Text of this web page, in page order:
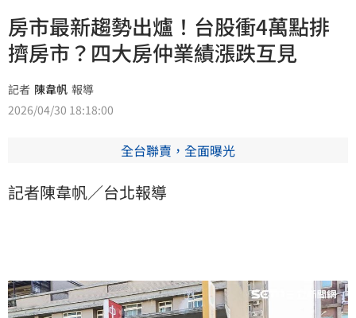
房市最新趨勢出爐！台股衝4萬點排
擠房市？四大房仲業績漲跌互見
記者 陳韋帆 報導
2026/04/30 18:18:00
全台聯賣，全面曝光
記者陳韋帆／台北報導